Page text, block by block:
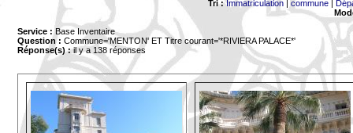
Tri : Immatriculation |commune |
Service : Base Inventaire
Question : Commune='MENTON' ET Titre courant='*RIVIERA PALACE*'
Réponse(s) :il y a 138 réponses